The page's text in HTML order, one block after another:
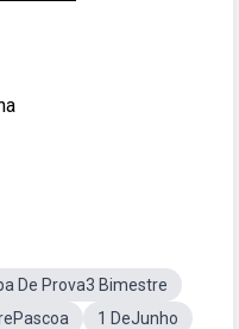
De Prova3 Bimestre
1 DeJunho